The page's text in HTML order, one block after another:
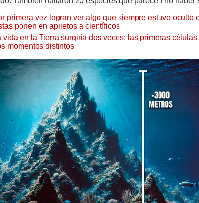
primera vez logran ver algo que siempre estuvo oculto
ponen en aprietos a científicos
vida en la Tierra surgiría dos veces: las primeras células
momentos distintos